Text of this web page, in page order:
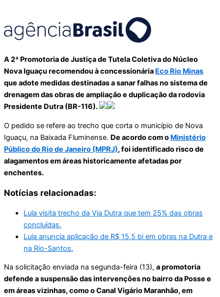
A 2ª Promotoria de Justiça de Tutela Coletiva do Núcleo
Nova Iguaçu recomendou à concessionária Eco Rio Minas
que adote medidas destinadas a sanar falhas no sistema de
drenagem das obras de ampliação e duplicação da rodovia
Presidente Dutra (BR-116).
O pedido se refere ao trecho que corta o município de Nova
Iguaçu, na Baixada Fluminense. De acordo com o Ministério
Público do Rio de Janeiro (MPRJ), foi identificado risco de
alagamentos em áreas historicamente afetadas por
enchentes.
Notícias relacionadas:
Lula visita trecho da Via Dutra que tem 25% das obras
concluídas.
Lula anuncia aplicação de R$ 15,5 bi em obras na Dutra e
na Rio-Santos.
Na solicitação enviada na segunda-feira (13), a promotoria
defende a suspensão das intervenções no bairro da Posse e
em áreas vizinhas, como o Canal Vigário Maranhão, em